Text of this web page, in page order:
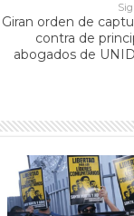
Giran orden de
contra de
abogados de